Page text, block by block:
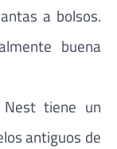
a bolsos.
buena
Nest tiene un
antiguos de